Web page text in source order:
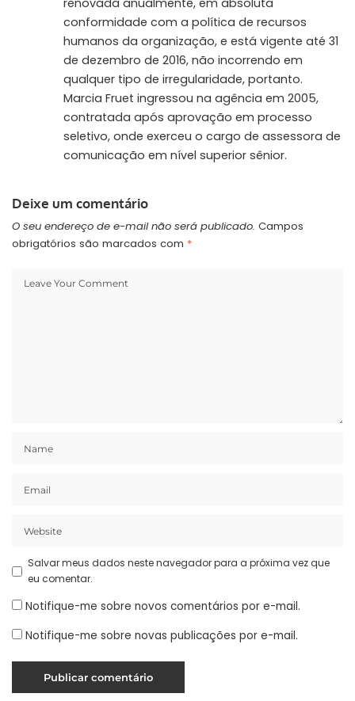
renovada anualmente, em absoluta
conformidade com a política de recursos
humanos da organização, e está vigente até 31
de dezembro de 2016, não incorrendo em
qualquer tipo de irregularidade, portanto.
Marcia Fruet ingressou na agência em 2005,
contratada após aprovação em processo
seletivo, onde exerceu o cargo de assessora de
comunicação em nível superior sênior.
Deixe um comentário
O seu endereço de e-mail não será publicado. Campos
obrigatórios são marcados com *
Salvar meus dados neste navegador para a próxima vez que
eu comentar.
Notifique-me sobre novos comentários por e-mail.
Notifique-me sobre novas publicações por e-mail.